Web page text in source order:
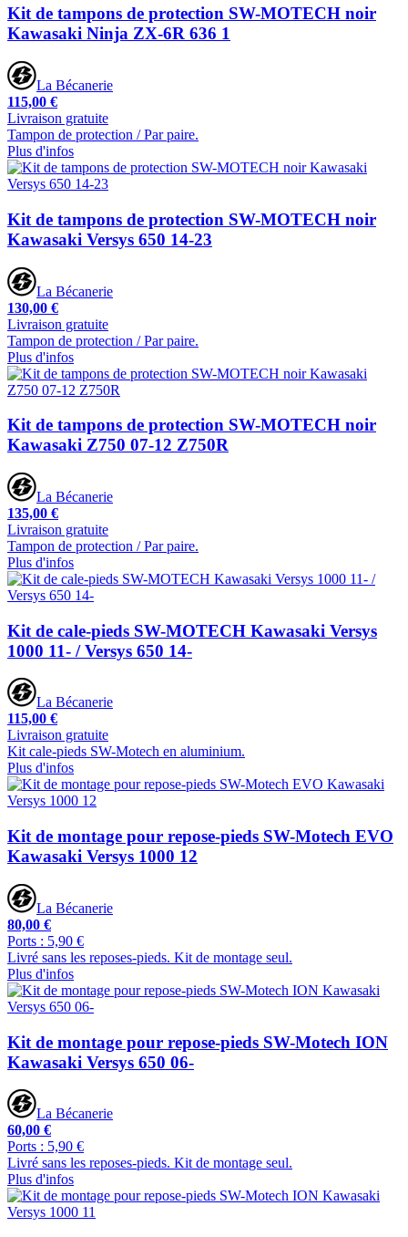
Kit de tampons de protection SW-MOTECH noir
Kawasaki Ninja ZX-6R 636 1
La Bécanerie
115,00 €
Livraison gratuite
Tampon de protection / Par paire.
Plus d'infos
Kit de tampons de protection SW-MOTECH noir
Kawasaki Versys 650 14-23
La Bécanerie
130,00 €
Livraison gratuite
Tampon de protection / Par paire.
Plus d'infos
Kit de tampons de protection SW-MOTECH noir
Kawasaki Z750 07-12 Z750R
La Bécanerie
135,00 €
Livraison gratuite
Tampon de protection / Par paire.
Plus d'infos
Kit de cale-pieds SW-MOTECH Kawasaki Versys
1000 11- / Versys 650 14-
La Bécanerie
115,00 €
Livraison gratuite
Kit cale-pieds SW-Motech en aluminium.
Plus d'infos
Kit de montage pour repose-pieds SW-Motech EVO
Kawasaki Versys 1000 12
La Bécanerie
80,00 €
Ports : 5,90 €
Livré sans les reposes-pieds. Kit de montage seul.
Plus d'infos
Kit de montage pour repose-pieds SW-Motech ION
Kawasaki Versys 650 06-
La Bécanerie
60,00 €
Ports : 5,90 €
Livré sans les reposes-pieds. Kit de montage seul.
Plus d'infos